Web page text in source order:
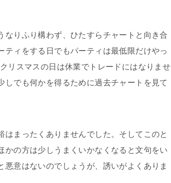
りふり構わず、ひたすらチャートと向き合
ィをする日でもパーティは最低限だけやっ
リスマスの日は休業でトレードにはなりませ
でも何かを得るために過去チャートを見て
まったくありませんでした。そしてこのと
かの方は少しうまくいかなくなると文句をい
意はないのでしょうが、誘いがよくありま